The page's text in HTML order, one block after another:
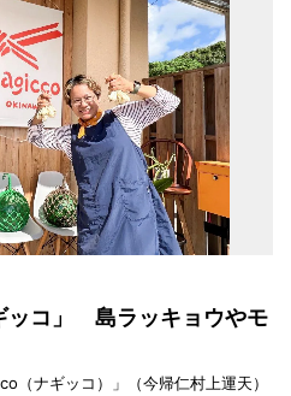
ッコ」 島ラッキョウやモ
（ナギッコ）」（今帰仁村上運天）